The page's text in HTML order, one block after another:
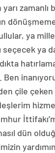
zamanlı
ya
seçecek ya
çile
dün